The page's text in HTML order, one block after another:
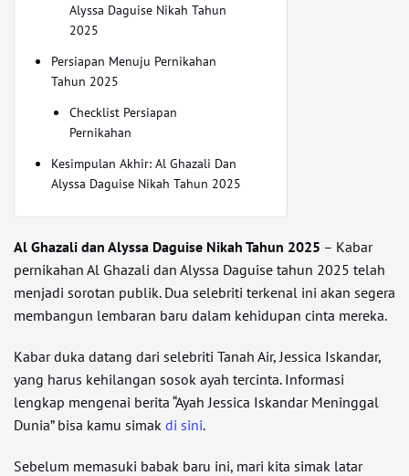
Alyssa Daguise Nikah Tahun
2025
Persiapan Menuju Pernikahan
Tahun 2025
Checklist Persiapan
Pernikahan
Kesimpulan Akhir: Al Ghazali Dan
Alyssa Daguise Nikah Tahun 2025
Al Ghazali dan Alyssa Daguise Nikah Tahun 2025 – Kabar
pernikahan Al Ghazali dan Alyssa Daguise tahun 2025 telah
menjadi sorotan publik. Dua selebriti terkenal ini akan segera
membangun lembaran baru dalam kehidupan cinta mereka.
Kabar duka datang dari selebriti Tanah Air, Jessica Iskandar,
yang harus kehilangan sosok ayah tercinta. Informasi
lengkap mengenai berita “Ayah Jessica Iskandar Meninggal
Dunia” bisa kamu simak di sini.
Sebelum memasuki babak baru ini, mari kita simak latar